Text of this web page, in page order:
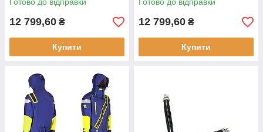
тканина
12 799,60 ₴
Купити
Новий рівень катання
12 799,60 ₴
Купити